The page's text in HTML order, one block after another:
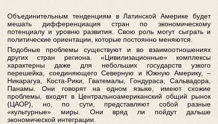
Объединительным тенденциям в Латинской Америке будет
мешать дифференциация стран по экономическому
потенциалу и уровню развития. Свою роль могут сыграть и
политические ориентации, которые постоянно меняются.
Подобные проблемы существуют и во взаимоотношениях
других стран региона. «Цивилизационные» комплексы
характерны даже для небольших государств узкого
перешейка, соединяющего Северную и Южную Америку, –
Никарагуа, Коста-Рики, Гватемалы, Гондураса, Сальвадора,
Панамы. Они говорят на одном языке, имеют схожие
проблемы, входят в Центральноамериканский общий рынок
(ЦАОР), но, по сути, представляют собой разные
«культурные» миры. Они вряд ли пойдут дальше
экономической интеграции.